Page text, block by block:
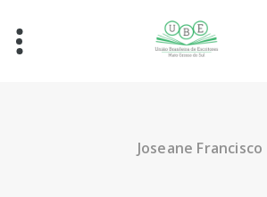
Joseane Francisco